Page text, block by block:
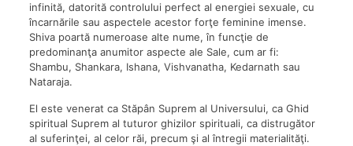
infinită, datorită controlului perfect al energiei sexuale, cu
încarnările sau aspectele acestor forţe feminine imense.
Shiva poartă numeroase alte nume, în funcţie de
predominanţa anumitor aspecte ale Sale, cum ar fi:
Shambu, Shankara, Ishana, Vishvanatha, Kedarnath sau
Nataraja.
El este venerat ca Stăpân Suprem al Universului, ca Ghid
spiritual Suprem al tuturor ghizilor spirituali, ca distrugător
al suferinţei, al celor răi, precum şi al întregii materialităţi.